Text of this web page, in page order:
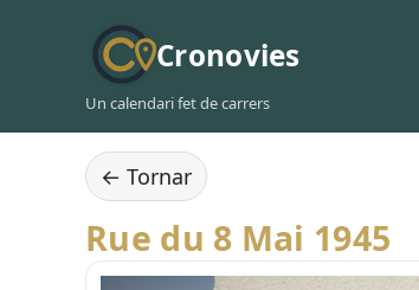
Cronovies
Un calendari fet de carrers
← Tornar
Rue du 8 Mai 1945